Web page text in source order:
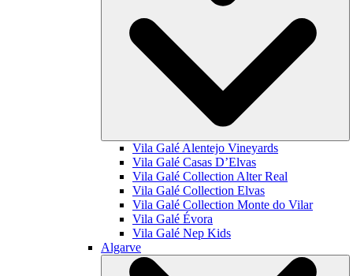
Vila Galé Alentejo Vineyards
Vila Galé Casas D’Elvas
Vila Galé Collection Alter Real
Vila Galé Collection Elvas
Vila Galé Collection Monte do Vilar
Vila Galé Évora
Vila Galé Nep Kids
Algarve